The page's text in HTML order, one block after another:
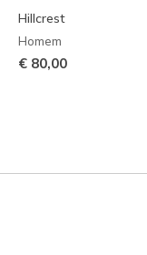
Hillcrest
Homem
€ 80,00